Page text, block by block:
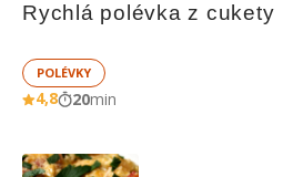
Rychlá polévka z cukety
POLÉVKY
4,8 20min